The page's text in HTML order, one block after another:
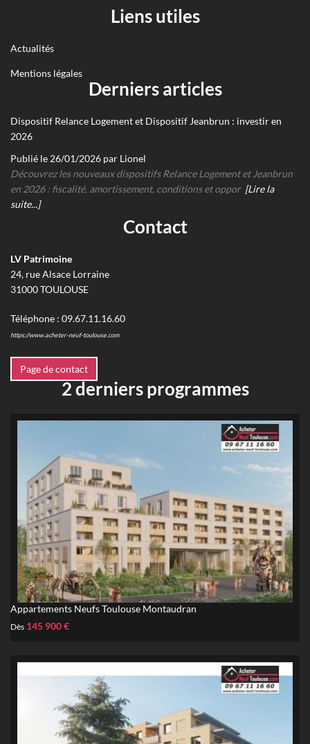
Liens utiles
Actualités
Mentions légales
Derniers articles
Dispositif Relance Logement et Dispositif Jeanbrun : investir en
2026
Publié le 26/01/2026 par Lionel
Découvrez les nouveaux dispositifs Relance Logement et Jeanbrun
en 2026 : fiscalité, amortissement, conditions et oppor [Lire la
suite...]
Contact
LV Patrimoine
24, rue Alsace Lorraine
31000TOULOUSE
Téléphone : 09.67.11.16.60
https://www.acheter-neuf-toulouse.com
Page de contact
2 derniers programmes
Appartements Neufs Toulouse Montaudran
Dès 145 900 €